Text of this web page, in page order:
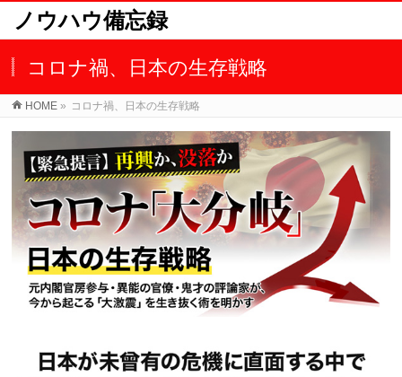
ノウハウ備忘録
コロナ禍、日本の生存戦略
HOME » コロナ禍、日本の生存戦略